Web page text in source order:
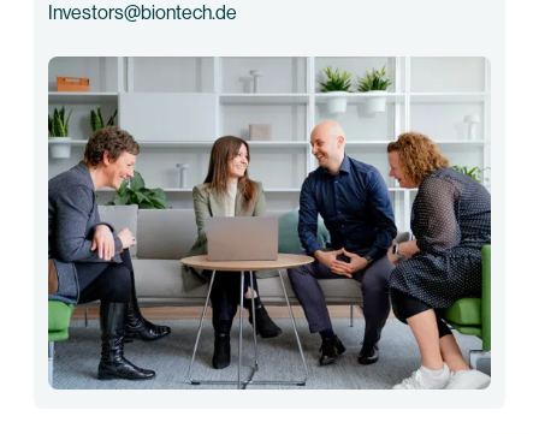
Investors@biontech.de